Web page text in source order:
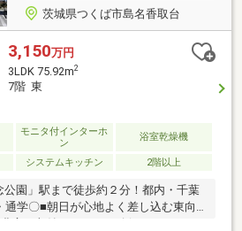
茨城県つくば市島名香取台
3,150万円
3LDK 75.92m2
7階 東
モニタ付インターホ
ン
浴室乾燥機
システムキッチン 2階以上
公園」駅まで徒歩約２分！都内・千葉
通学〇■朝日が心地よく差し込む東向
富な収納スペースを確保。クローゼ